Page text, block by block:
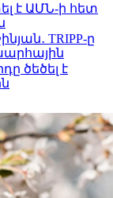
է ԱՄՆ-ի հետ
TRIPP-ը
ծեծել է